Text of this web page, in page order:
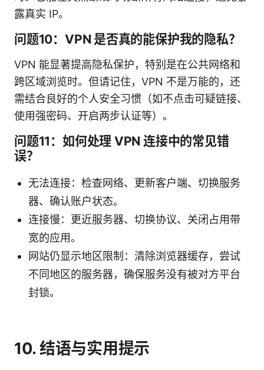
露真实 IP。
问题10：VPN 是否真的能保护我的隐私？
VPN 能显著提高隐私保护，特别是在公共网络和
跨区域浏览时。但请记住，VPN 不是万能的，还
需结合良好的个人安全习惯（如不点击可疑链接、
使用强密码、开启两步认证等）。
问题11：如何处理 VPN 连接中的常见错
误？
无法连接：检查网络、更新客户端、切换服务
器、确认账户状态。
连接慢：更近服务器、切换协议、关闭占用带
宽的应用。
网站仍显示地区限制：清除浏览器缓存，尝试
不同地区的服务器，确保服务没有被对方平台
封锁。
10. 结语与实用提示